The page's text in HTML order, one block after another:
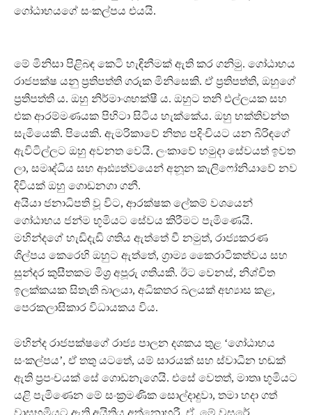
ගෝඨාභයගේ සංකල්පය එයයි.
මේ මිනිසා පිළිබඳ කෙටි හැඳිනීමක් ඇති කර ගනිමු. ගෝඨාභය
රාජපක්ෂ යනු ප‍්‍රතිපත්ති ගරුක මිනිසෙකි. ඒ ප‍්‍රතිපත්ති, ඔහුගේ
ප‍්‍රතිපත්ති ය. ඔහු නිර්මාංශභක්ෂී ය. ඔහුට තනි එල්ලයක සහ
එක ආරම්මණයක පිහිටා සිටිය හැක්කේය. ඔහු භක්තිවන්ත
සැමියෙකි. පියෙකි. ඇමරිකාවේ නිත්‍ය පදිංචියට යන බිරිඳගේ
ඇවිටිල්ලට ඔහු අවනත වෙයි. ලංකාවේ හමුදා සේවයත් ඉවත
ලා, සමෘද්ධිය සහ ආඪ්‍යත්වයෙන් අනූන කැලිෆෝනියාවේ නව
දිවියක් ඔහු ගොඩනගා ගනී.
අයියා ජනාධිපති වූ විට, ආරක්ෂක ලේකම් වශයෙන්
ගෝඨාභය ජන්ම භූමියට සේවය කිරීමට පැමිණෙයි.
මහින්දගේ හැඩිදැඩි ගතිය ඇත්තේ වී නමුත්, රාජ්‍යකරණ
ශිල්පය කෙරෙහි ඔහුට ඇත්තේ, ග‍්‍රාම්‍ය කෛරාටිකත්වය සහ
සුන්දර කුසීතකම මිශ‍්‍ර අපූරු ගතියකි. ඊට වෙනස්, නිශ්චිත
ඉලක්කයක සිතැති බාලයා, අධිකතර බලයක් අභ්‍යාස කළ,
පෙරකලාසිකාර විධායකය විය.
මහින්ද රාජපක්ෂගේ රාජ්‍ය පාලන දශකය තුළ ‘ගෝඨාභය
සංකල්පය’, ඒ තතු යටතේ, යම් සාරයක් සහ ස්වාධීන හඬක්
ඇති ප‍්‍රපංචයක් සේ ගොඩනැගෙයි. එසේ වෙතත්, මාතෘ භූමියට
යළි පැමිණෙන මේ සංක‍්‍රමණික සොල්දාදුවා, තමා හදා ගත්
වාසභූමියට ඇති අයිතිය අත්නොහරී. ඒ, මේ වසරේ